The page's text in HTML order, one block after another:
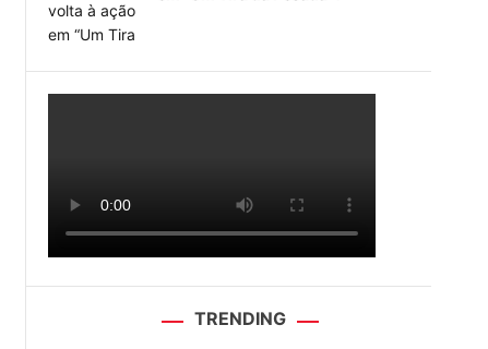
TRENDING